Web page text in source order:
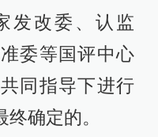
发改委、认监
委等国评中心
同指导下进行
确定的。